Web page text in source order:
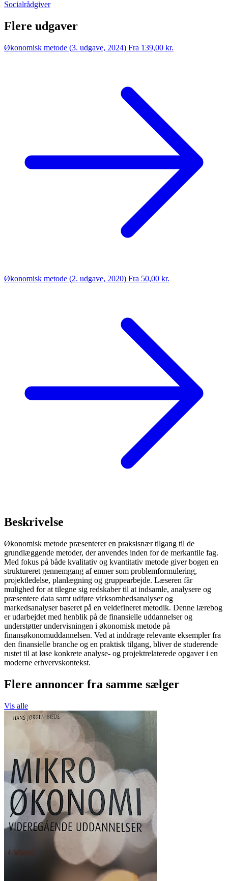
Socialrådgiver
Flere udgaver
Økonomisk metode (3. udgave, 2024) Fra 139,00 kr.
Økonomisk metode (2. udgave, 2020) Fra 50,00 kr.
Beskrivelse
Økonomisk metode præsenterer en praksisnær tilgang til de
grundlæggende metoder, der anvendes inden for de merkantile fag.
Med fokus på både kvalitativ og kvantitativ metode giver bogen en
struktureret gennemgang af emner som problemformulering,
projektledelse, planlægning og gruppearbejde. Læseren får
mulighed for at tilegne sig redskaber til at indsamle, analysere og
præsentere data samt udføre virksomhedsanalyser og
markedsanalyser baseret på en veldefineret metodik. Denne lærebog
er udarbejdet med henblik på de finansielle uddannelser og
understøtter undervisningen i økonomisk metode på
finansøkonomuddannelsen. Ved at inddrage relevante eksempler fra
den finansielle branche og en praktisk tilgang, bliver de studerende
rustet til at løse konkrete analyse- og projektrelaterede opgaver i en
moderne erhvervskontekst.
Flere annoncer fra samme sælger
Vis alle